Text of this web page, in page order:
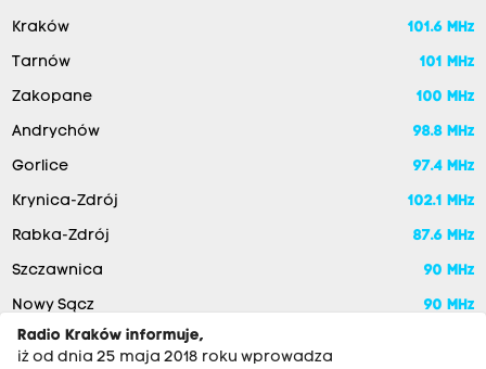
Kraków 101.6 MHz
Tarnów 101 MHz
Zakopane 100 MHz
Andrychów 98.8 MHz
Gorlice 97.4 MHz
Krynica-Zdrój 102.1 MHz
Rabka-Zdrój 87.6 MHz
Szczawnica 90 MHz
Nowy Sącz
90 MHz
Radio Kraków informuje,
iż od dnia 25 maja 2018 roku wprowadza